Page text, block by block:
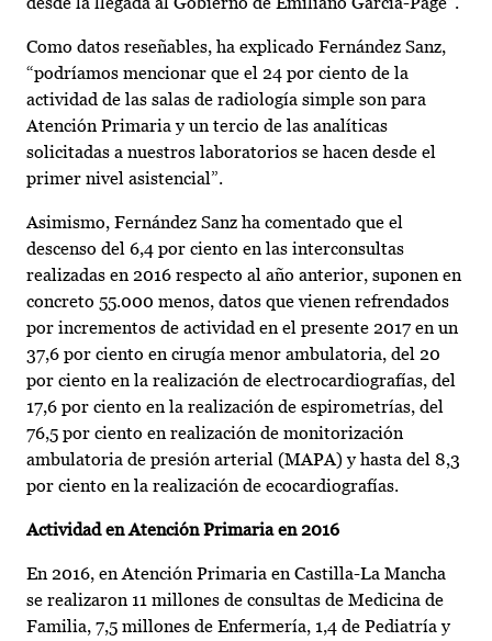
Como datos reseñables, ha explicado Fernández Sanz,
“podríamos mencionar que el 24 por ciento de la
actividad de las salas de radiología simple son para
Atención Primaria y un tercio de las analíticas
solicitadas a nuestros laboratorios se hacen desde el
primer nivel asistencial”.
Asimismo, Fernández Sanz ha comentado que el
descenso del 6,4 por ciento en las interconsultas
realizadas en 2016 respecto al año anterior, suponen en
concreto 55.000 menos, datos que vienen refrendados
por incrementos de actividad en el presente 2017 en un
37,6 por ciento en cirugía menor ambulatoria, del 20
por ciento en la realización de electrocardiografías, del
17,6 por ciento en la realización de espirometrías, del
76,5 por ciento en realización de monitorización
ambulatoria de presión arterial (MAPA) y hasta del 8,3
por ciento en la realización de ecocardiografías.
Actividad en Atención Primaria en 2016
En 2016, en Atención Primaria en Castilla-La Mancha
se realizaron 11 millones de consultas de Medicina de
Familia, 7,5 millones de Enfermería, 1,4 de Pediatría y